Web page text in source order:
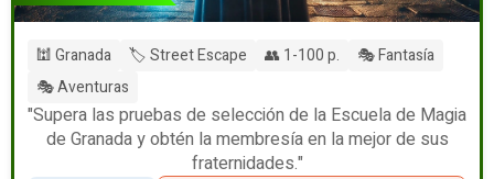
🕍 Granada 🏷️ Street Escape 👥 1-100 p.
🎭 Fantasía
🎭 Aventuras
"Supera las pruebas de selección de la Escuela de Magia
de Granada y obtén la membresía en la mejor de sus
fraternidades."